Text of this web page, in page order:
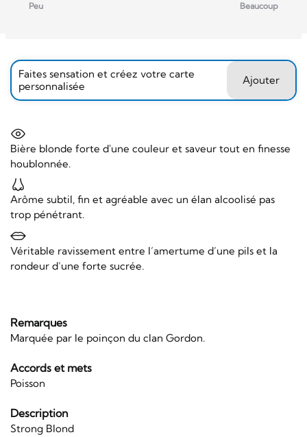
Peu Beaucoup
Faites sensation et créez votre carte
personnalisée
Ajouter
Bière blonde forte d'une couleur et saveur tout en finesse
houblonnée.
Arôme subtil, fin et agréable avec un élan alcoolisé pas
trop pénétrant.
Véritable ravissement entre l’amertume d’une pils et la
rondeur d’une forte sucrée.
Remarques
Marquée par le poinçon du clan Gordon.
Accords et mets
Poisson
Description
Strong Blond